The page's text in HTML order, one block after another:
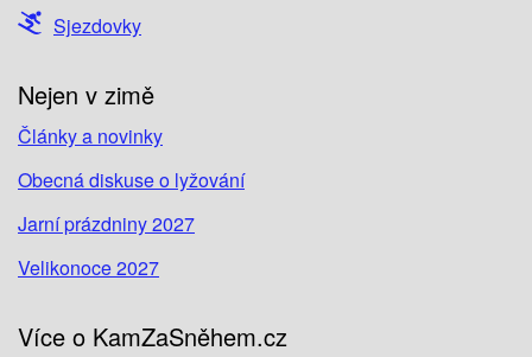
Sjezdovky
Nejen v zimě
Články a novinky
Obecná diskuse o lyžování
Jarní prázdniny 2027
Velikonoce 2027
Více o KamZaSněhem.cz